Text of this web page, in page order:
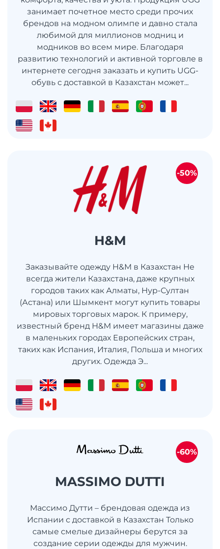
занимает почетное место среди прочих
брендов на модном олимпе и давно стала
любимой для миллионов модниц и
модников во всем мире. Благодаря
развитию технологий и активной торговле в
интернете сегодня заказать и купить UGG-
обувь с доставкой в Казахстан может...
H&M
Заказывайте одежду H&M в Казахстан Не
всегда жители Казахстана, даже крупных
городов таких как Алматы, Нур-Султан
(Астана) или Шымкент могут купить товары
мировых торговых марок. К примеру,
известный бренд H&M имеет магазины даже
в маленьких городах Европейских стран,
таких как Испания, Италия, Польша и многих
других. Одежда Э...
-50%
MASSIMO DUTTI
Массимо Дутти – брендовая одежда из
Испании с доставкой в Казахстан Только
самые смелые дизайнеры берутся за
создание серии одежды для мужчин.
-60%